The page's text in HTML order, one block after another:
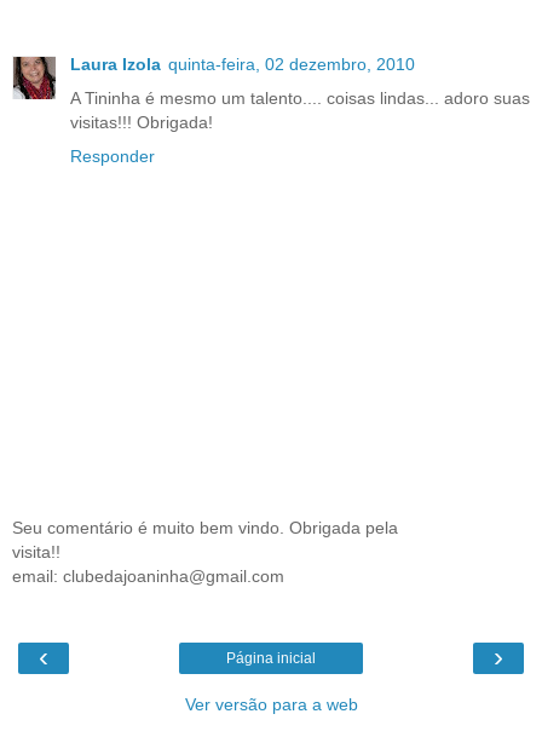
Laura Izola quinta-feira, 02 dezembro, 2010
A Tininha é mesmo um talento.... coisas lindas... adoro suas
visitas!!! Obrigada!
Responder
Seu comentário é muito bem vindo. Obrigada pela
visita!!
email: clubedajoaninha@gmail.com
‹ ›
Página inicial
Ver versão para a web